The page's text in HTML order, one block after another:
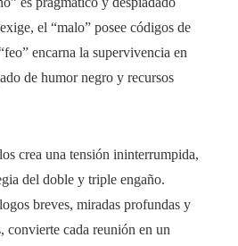
el “malo” posee códigos de
encarna la supervivencia en
de humor negro y recursos
crea una tensión ininterrumpida,
del doble y triple engaño.
breves, miradas profundas y
convierte cada reunión en un